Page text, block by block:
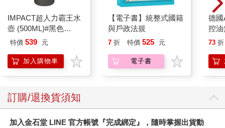
IMPACT超人力霸王水
壺 (500ML)#黑色
IMUTB01BK
特價 539 元
加入購物車
【電子書】統整式國籍
與戶政法規
7 折 特價 525 元
電子書
德國
控
凝露
調
滋
73 折
訂購/退換貨須知
加入金石堂 LINE 官方帳號『完成綁定』，隨時掌握出貨動